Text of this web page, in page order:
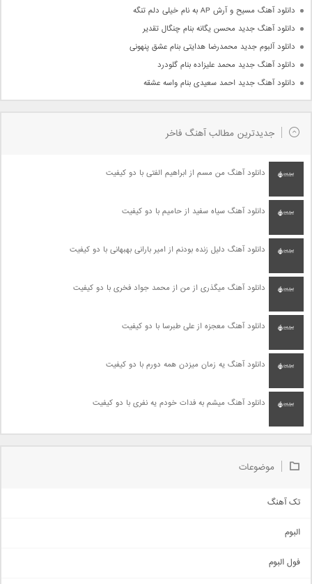
دانلود آهنگ مسیح و آرش AP به نام خیلی دلم تنگه
دانلود آهنگ جدید محسن یگانه بنام چنگال تقدیر
دانلود آلبوم جدید محمدرضا هدایتی بنام عشق پنهونی
دانلود آهنگ جدید محمد علیزاده بنام گلودرد
دانلود آهنگ جدید احمد سعیدی بنام واسه عشقه
جدیدترین مطالب آهنگ فاخر
دانلود آهنگ من مسم از ابراهیم الفتی با دو کیفیت
دانلود آهنگ سیاه سفید از حامیم با دو کیفیت
دانلود آهنگ دلیل زنده بودنم از امیر بارانی بهبهانی با دو کیفیت
دانلود آهنگ میگذری از من از محمد جواد فخری با دو کیفیت
دانلود آهنگ معجزه از علی طبرسا با دو کیفیت
دانلود آهنگ یه زمان میزدن همه دورم با دو کیفیت
دانلود آهنگ میشم به فدات خودم یه نفری با دو کیفیت
موضوعات
تک آهنگ
اجتماعی
البوم
فول البوم